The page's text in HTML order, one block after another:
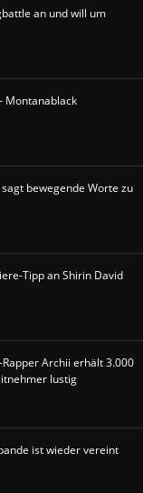
an und will um
Montanablack
bewegende Worte zu
Tipp an Shirin David
Archii erhält 3.000
lustig
ist wieder vereint